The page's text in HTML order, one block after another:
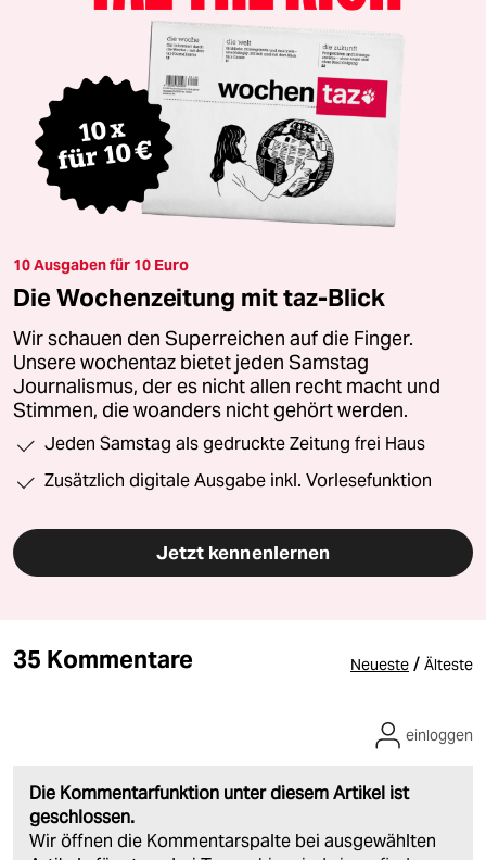
10 Ausgaben für 10 Euro
Die Wochenzeitung mit taz-Blick
Wir schauen den Superreichen auf die Finger.
Unsere wochentaz bietet jeden Samstag
Journalismus, der es nicht allen recht macht und
Stimmen, die woanders nicht gehört werden.
Jeden Samstag als gedruckte Zeitung frei Haus
Zusätzlich digitale Ausgabe inkl. Vorlesefunktion
Jetzt kennenlernen
35 Kommentare Neueste / Älteste
Die Kommentarfunktion unter diesem Artikel ist
geschlossen.
Wir öffnen die Kommentarspalte bei ausgewählten
einloggen